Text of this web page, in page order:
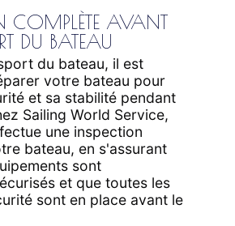
COMPLÈTE AVANT
DU BATEAU
du bateau, il est
votre bateau pour
et sa stabilité pendant
Sailing World Service,
une inspection
bateau, en s'assurant
sont
et que toutes les
sont en place avant le